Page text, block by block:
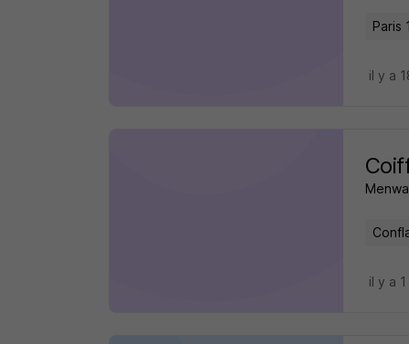
Paris
il y a
il y a